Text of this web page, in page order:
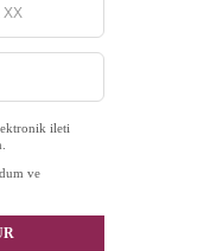
ileti
ve